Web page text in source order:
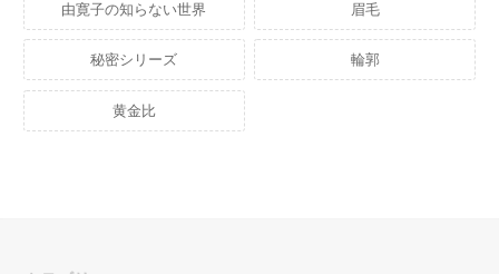
由寛子の知らない世界 眉毛
秘密シリーズ 輪郭
黄金比